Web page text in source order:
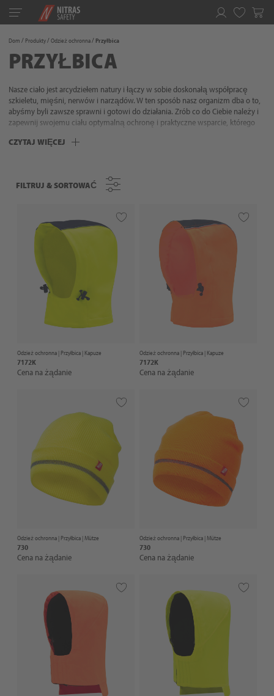
Toggle
navigation
Dom Produkty Odzież ochronna Przyłbica
PRZYŁBICA
Nasze ciało jest arcydziełem natury i łączy w sobie doskonałą współpracę
szkieletu, mięśni, nerwów i narządów. W ten sposób nasz organizm dba o to,
abyśmy byli zawsze sprawni i gotowi do działania. Zrób co do Ciebie należy i
zapewnij swojemu ciału optymalną ochronę i praktyczne wsparcie, którego
obejmuje najczęstsze obszary pracy. Należą do nich odzież odblaskowa i
detalom i akcesoriom znajdziesz odpowiedni sprzęt na każdą pogodę i
warunki środowiskowe, dzięki któremu Twoje codzienne życie stanie się
CZYTAJ WIĘCEJ
FILTRUJ & SORTOWAĆ
FILTRUJ & SORTOWAĆ
Odzież ochronna | Przyłbica | Kapuze
7172K
Cena na żądanie
Odzież ochronna | Przyłbica | Kapuze
7172K
Cena na żądanie
Odzież ochronna | Przyłbica | Mütze
730
Cena na żądanie
Odzież ochronna | Przyłbica | Mütze
730
Cena na żądanie